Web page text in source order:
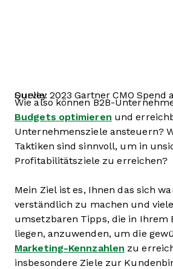
Quelle: 2023 Gartner CMO Spend and Strategy Survey
Wie also können B2B-
Budgets optimieren und
Unternehmensziele ansteuern?
Taktiken sind sinnvoll, um in
Profitabilitätsziele zu erreichen?
Mein Ziel ist es, Ihnen das sich
verständlich zu machen und
umsetzbaren Tipps, die in Ihrem
liegen, anzuwenden, um die
Marketing-Kennzahlen zu
insbesondere Ziele zur